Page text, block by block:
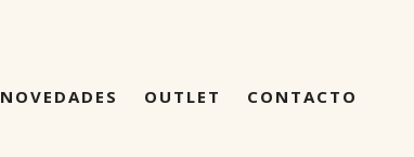
NOVEDADES OUTLET CONTACTO